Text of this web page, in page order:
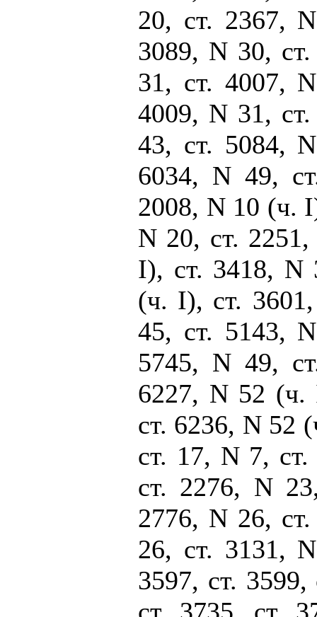
20, ст. 2367,
3089, N 30,
31, ст. 4007,
4009, N 31,
43, ст. 5084,
6034, N 49,
2008, N 10 (ч.
N 20, ст.
I), ст. 3418, N
(ч. I), ст.
45, ст. 5143,
5745, N 49,
6227, N 52
ст. 6236, N 52
ст. 17, N 7,
ст. 2276, N
2776, N 26,
26, ст. 3131,
3597, ст.